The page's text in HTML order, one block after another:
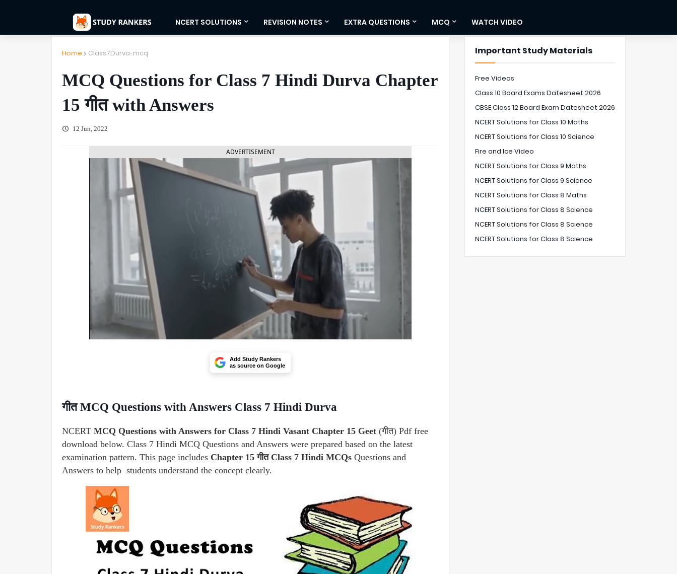
NCERT SOLUTIONS REVISION NOTES EXTRA QUESTIONS MCQ WATCH VIDEO
Home Class7Durva-mcq
MCQ Questions for Class 7 Hindi Durva Chapter
15 गीत with Answers
12 Jun, 2022
ADVERTISEMENT
Add Study Rankers
as source on Google
गीत MCQ Questions with Answers Class 7 Hindi Durva
NCERT MCQ Questions with Answers for Class 7 Hindi Vasant Chapter 15 Geet (गीत) Pdf free
download below. Class 7 Hindi MCQ Questions and Answers were prepared based on the latest
examination pattern. This page includes Chapter 15 गीत Class 7 Hindi MCQs Questions and
Answers to help students understand the concept clearly.
Important Study Materials
Free Videos
Class 10 Board Exams Datesheet 2026
CBSE Class 12 Board Exam Datesheet 2026
NCERT Solutions for Class 10 Maths
NCERT Solutions for Class 10 Science
Fire and Ice Video
NCERT Solutions for Class 9 Maths
NCERT Solutions for Class 9 Science
NCERT Solutions for Class 8 Maths
NCERT Solutions for Class 8 Science
NCERT Solutions for Class 8 Science
NCERT Solutions for Class 8 Science